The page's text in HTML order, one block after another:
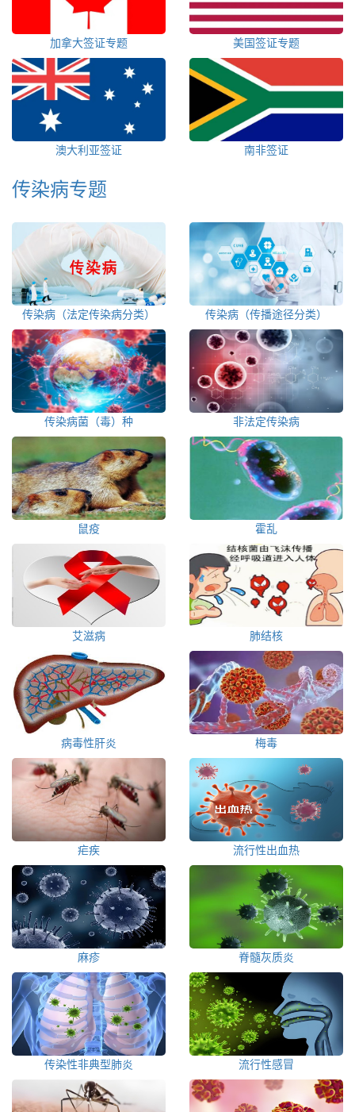
加拿大签证专题 美国签证专题
澳大利亚签证 南非签证
传染病专题
传染病（法定传染病分类） 传染病（传播途径分类）
传染病菌（毒）种 非法定传染病
鼠疫 霍乱
艾滋病 肺结核
病毒性肝炎 梅毒
疟疾 流行性出血热
麻疹 脊髓灰质炎
传染性非典型肺炎 流行性感冒